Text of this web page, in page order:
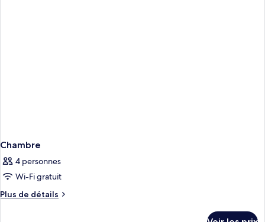
Chambre
4 personnes
Wi-Fi gratuit
Plus de détails
Plus